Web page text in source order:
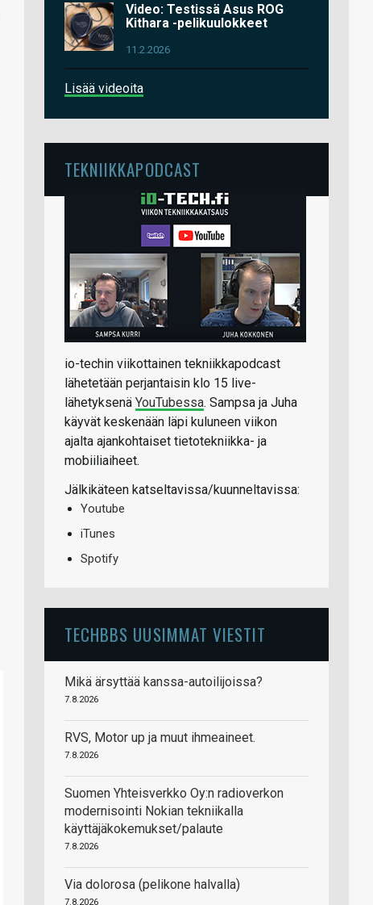
Video: Testissä Asus ROG
Kithara -pelikuulokkeet
11.2.2026
Lisää videoita
TEKNIIKKAPODCAST
io-techin viikottainen tekniikkapodcast
lähetetään perjantaisin klo 15 live-
lähetyksenä YouTubessa. Sampsa ja Juha
käyvät keskenään läpi kuluneen viikon
ajalta ajankohtaiset tietotekniikka- ja
mobiiliaiheet.
Jälkikäteen katseltavissa/kuunneltavissa:
Youtube
iTunes
Spotify
TECHBBS UUSIMMAT VIESTIT
Mikä ärsyttää kanssa-autoilijoissa?
7.8.2026
RVS, Motor up ja muut ihmeaineet.
7.8.2026
Suomen Yhteisverkko Oy:n radioverkon
modernisointi Nokian tekniikalla
käyttäjäkokemukset/palaute
7.8.2026
Via dolorosa (pelikone halvalla)
7.8.2026